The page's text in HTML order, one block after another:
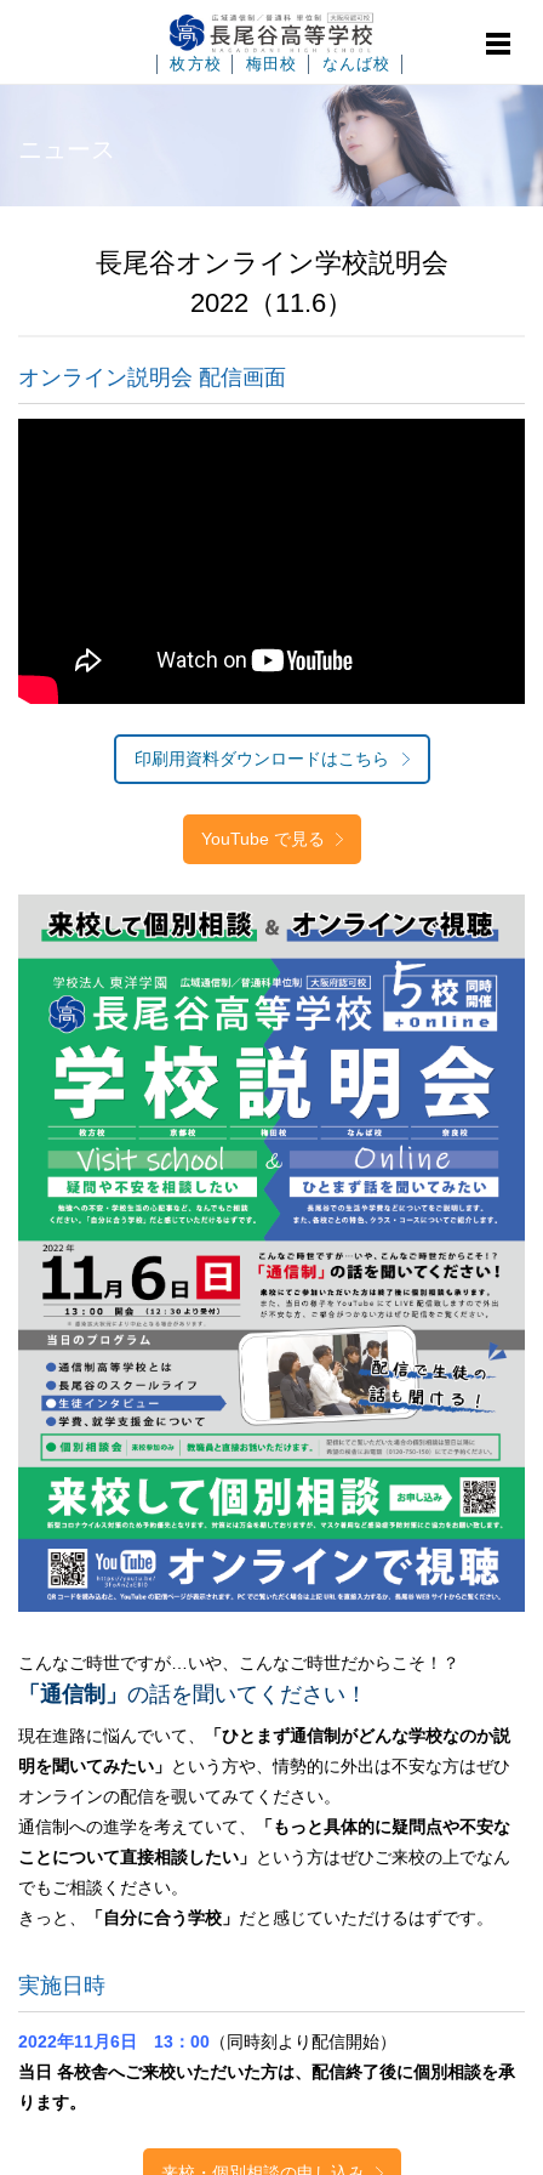
│枚方校 梅田校 なんば校
ニュース
長尾谷オンライン学校説明会
2022（11.6）
オンライン説明会 配信画面
印刷用資料ダウンロードはこちら
YouTube で見る
こんなご時世ですが…いや、こんなご時世だからこそ！？
「通信制」 の話を聞いてください！
現在進路に悩んでいて、
「ひとまず通信制がどんな学校なのか説
明を聞いてみたい」 という方や、情勢的に外出は不安な方はぜひ
オンラインの配信を覗いてみてください。
通信制への進学を考えていて、
「もっと具体的に疑問点や不安な
ことについて直接相談したい」 という方はぜひご来校の上でなん
でもご相談ください。
きっと、
「自分に合う学校」 だと感じていただけるはずです。
実施日時
2022年11月6日 13：00 （同時刻より配信開始）
当日 各校舎へご来校いただいた方は、配信終了後に個別相談を承
ります。